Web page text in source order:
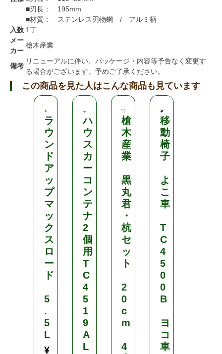
■刃長： 195mm
■材質： ステンレス刃物鋼 / アルミ柄
入数 1丁
メー
カー
槍木産業
備考
リニューアルに伴い、パッケージ・内容等予告なく変更す
る場合がございます。予めご了承ください。
この商品を見た人はこんな商品も見ています
ラ
ウ
ン
ド
ア
ッ
プ
マ
ッ
ク
ス
ロ
ー
ド
5
.
5
L
¥
ハ
ウ
ス
カ
ー
コ
ン
テ
ナ
2
個
用
T
C
4
5
1
9
A
L
槍
木
産
業
黒
丸
君
・
杭
セ
ッ
ト
2
0
c
m
4
移
動
椅
子
よ
こ
車
T
C
4
5
0
0
B
ヨ
コ
車